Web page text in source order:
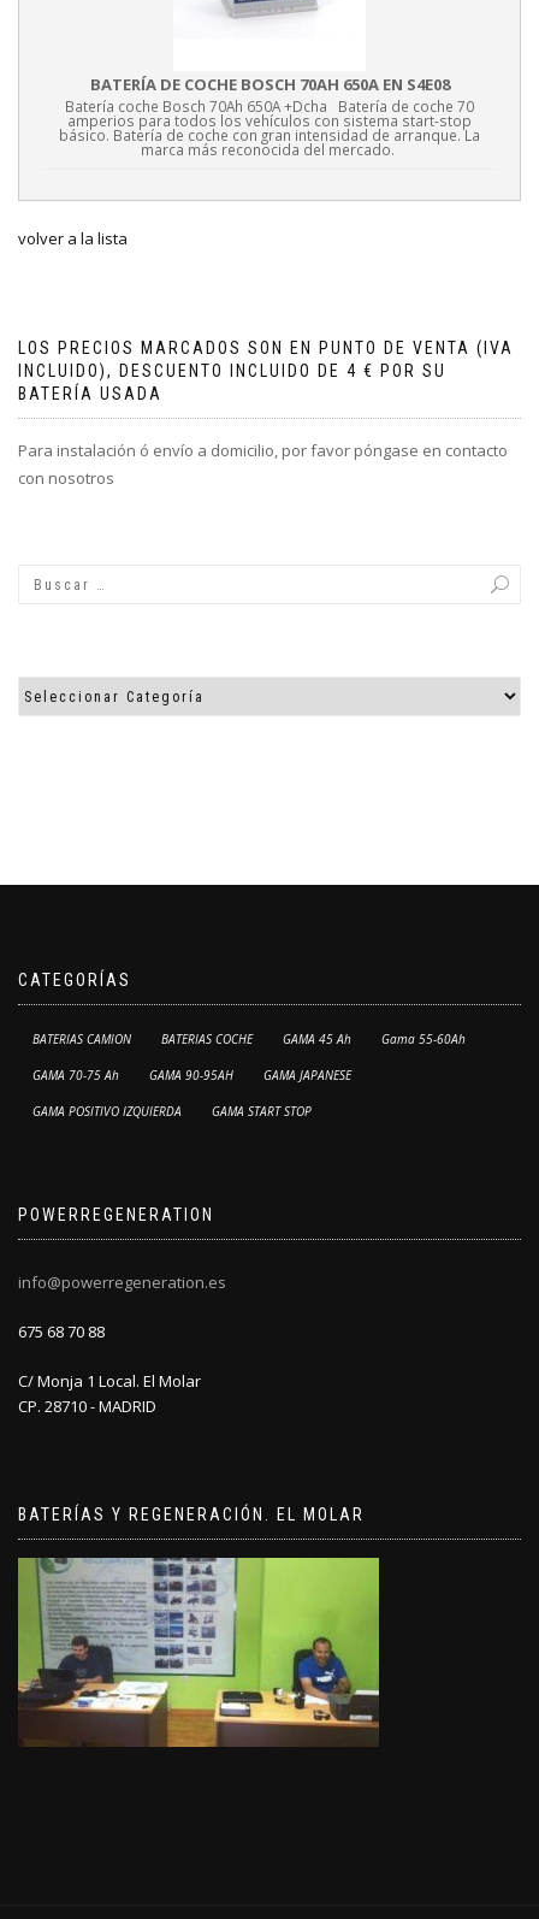
BATERÍA DE COCHE BOSCH 70AH 650A EN S4E08
Batería coche Bosch 70Ah 650A +Dcha Batería de coche 70
amperios para todos los vehículos con sistema start-stop
básico. Batería de coche con gran intensidad de arranque. La
marca más reconocida del mercado.
volver a la lista
LOS PRECIOS MARCADOS SON EN PUNTO DE VENTA (IVA
INCLUIDO), DESCUENTO INCLUIDO DE 4 € POR SU
BATERÍA USADA
Para instalación ó envío a domicilio, por favor póngase en contacto
con nosotros
CATEGORÍAS
BATERIAS CAMION BATERIAS COCHE GAMA 45 Ah Gama 55-60Ah
GAMA 70-75 Ah GAMA 90-95AH GAMA JAPANESE
GAMA POSITIVO IZQUIERDA GAMA START STOP
POWERREGENERATION
info@powerregeneration.es
675 68 70 88
C/ Monja 1 Local. El Molar
CP. 28710 - MADRID
BATERÍAS Y REGENERACIÓN. EL MOLAR